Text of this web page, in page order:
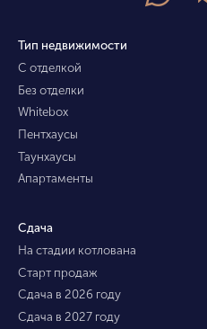
Тип недвижимости
С отделкой
Без отделки
Whitebox
Пентхаусы
Таунхаусы
Апартаменты
Сдача
На стадии котлована
Старт продаж
Сдача в 2026 году
Сдача в 2027 году